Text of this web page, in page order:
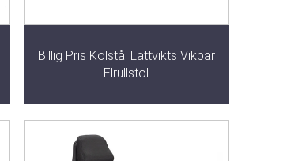
Billig Pris Kolstål Lättvikts Vikbar
Elrullstol